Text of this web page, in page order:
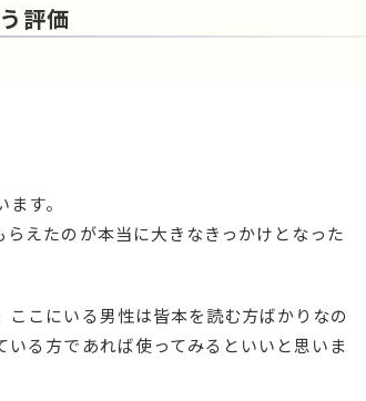
評価
す。
えたのが本当に大きなきっかけとなった
こにいる男性は皆本を読む方ばかりなの
る方であれば使ってみるといいと思いま